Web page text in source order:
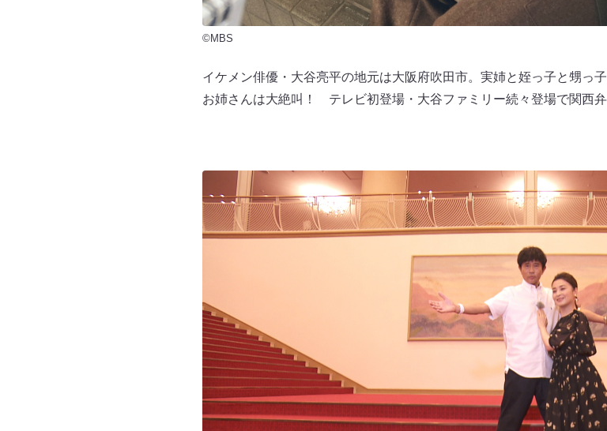
©MBS
イケメン俳優・大谷亮平の地元は大阪府吹田市。実姉と姪っ子と甥っ
お姉さんは大絶叫！ テレビ初登場・大谷ファミリー続々登場で関西